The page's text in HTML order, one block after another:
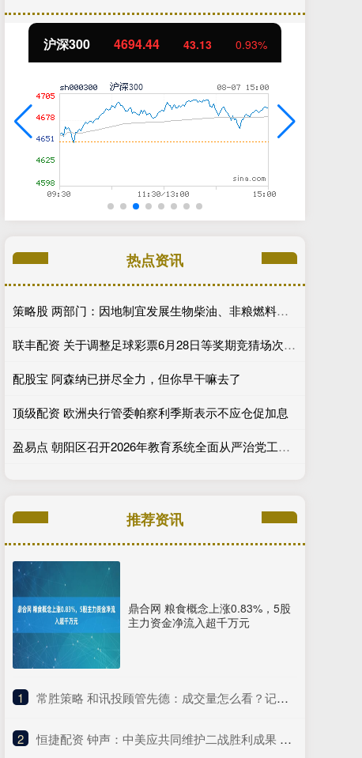
北证50 1134.24 11.37 1.01%
热点资讯
策略股 两部门：因地制宜发展生物柴油、非粮燃料乙醇、生物航空煤油
联丰配资 关于调整足球彩票6月28日等奖期竞猜场次的通知
配股宝 阿森纳已拼尽全力，但你早干嘛去了
顶级配资 欧洲央行管委帕察利季斯表示不应仓促加息
盈易点 朝阳区召开2026年教育系统全面从严治党工作暨警示教育大会
推荐资讯
鼎合网 粮食概念上涨0.83%，5股
主力资金净流入超千万元
1 ​常胜策略 和讯投顾管先德：成交量怎么看？记住这4种情况！
2 ​恒捷配资 钟声：中美应共同维护二战胜利成果 突发通话传递关键信号